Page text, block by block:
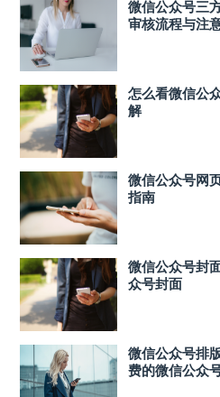
微信公众号三
审核流程与注
怎么看微信公
解
微信公众号网
指南
微信公众号封
众号封面
微信公众号排
费的微信公众